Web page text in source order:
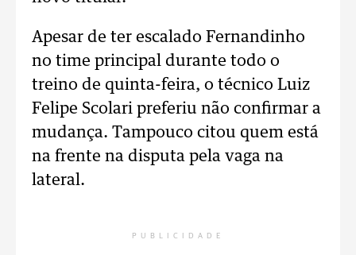
Apesar de ter escalado Fernandinho
no time principal durante todo o
treino de quinta-feira, o técnico Luiz
Felipe Scolari preferiu não confirmar a
mudança. Tampouco citou quem está
na frente na disputa pela vaga na
lateral.
PUBLICIDADE